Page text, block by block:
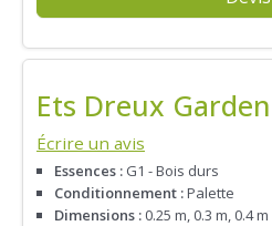
Ets Dreux Garden
Écrire un avis
Essences : G1 - Bois durs
Conditionnement :Palette
Dimensions : 0.25 m, 0.3 m, 0.4 m